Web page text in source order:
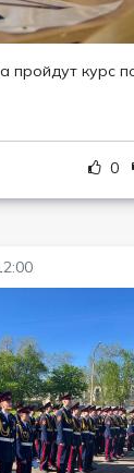
пройдут курс
0